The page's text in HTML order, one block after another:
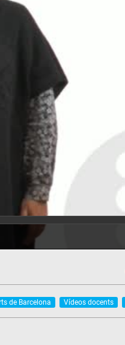
de Barcelona Vídeos docents